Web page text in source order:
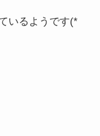
いるようです(*